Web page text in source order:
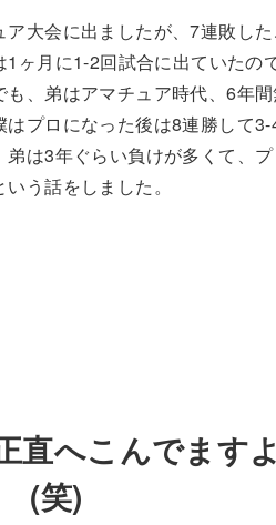
大会に出ましたが、7連敗し
1ヶ月に1-2回試合に出ていたの
も、弟はアマチュア時代、6年
はプロになった後は8連勝して
は3年ぐらい負けが多くて、
う話をしました。
直へこんでます
(笑)